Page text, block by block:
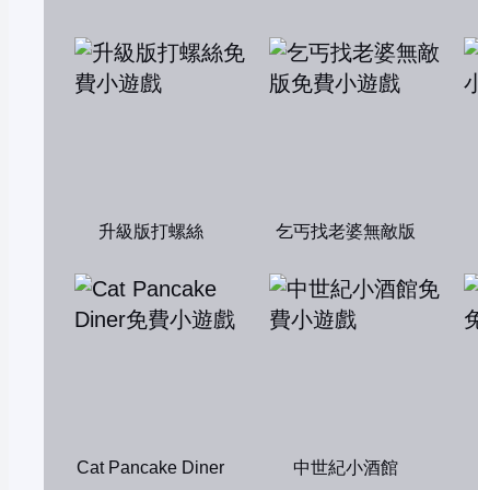
升級版打螺絲 乞丐找老婆無敵版
Cat Pancake Diner 中世紀小酒館